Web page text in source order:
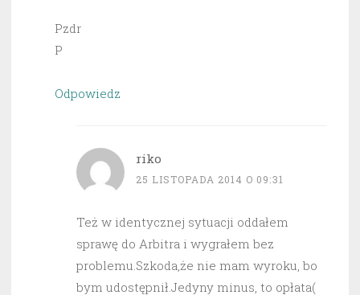
Pzdr
P
Odpowiedz
riko
25 LISTOPADA 2014 O 09:31
Też w identycznej sytuacji oddałem
sprawę do Arbitra i wygrałem bez
problemu.Szkoda,że nie mam wyroku, bo
bym udostępnił.Jedyny minus, to opłata(